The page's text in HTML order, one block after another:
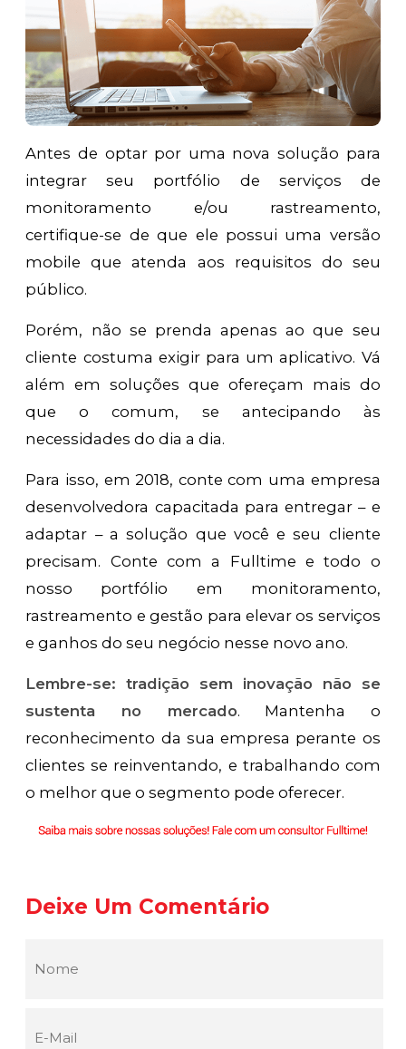
Antes de optar por uma nova solução para
integrar seu portfólio de serviços de
monitoramento e/ou rastreamento,
certifique-se de que ele possui uma versão
mobile que atenda aos requisitos do seu
público.
Porém, não se prenda apenas ao que seu
cliente costuma exigir para um aplicativo. Vá
além em soluções que ofereçam mais do
que o comum, se antecipando às
necessidades do dia a dia.
Para isso, em 2018, conte com uma empresa
desenvolvedora capacitada para entregar – e
adaptar – a solução que você e seu cliente
precisam. Conte com a Fulltime e todo o
nosso portfólio em monitoramento,
rastreamento e gestão para elevar os serviços
e ganhos do seu negócio nesse novo ano.
Lembre-se: tradição sem inovação não se
sustenta no mercado. Mantenha o
reconhecimento da sua empresa perante os
clientes se reinventando, e trabalhando com
o melhor que o segmento pode oferecer.
Deixe Um Comentário